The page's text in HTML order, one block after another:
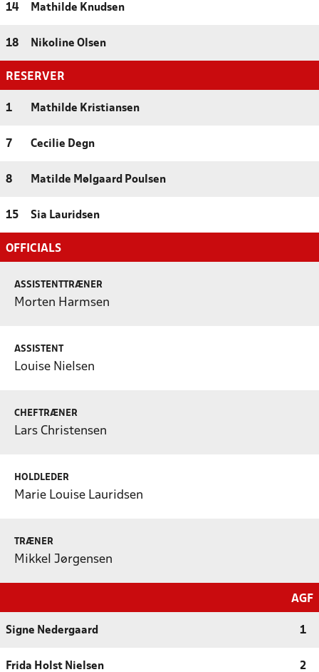
14 Mathilde Knudsen
18 Nikoline Olsen
RESERVER
1 Mathilde Kristiansen
7 Cecilie Degn
8 Matilde Mølgaard Poulsen
15 Sia Lauridsen
OFFICIALS
ASSISTENTTRÆNER
Morten Harmsen
ASSISTENT
Louise Nielsen
CHEFTRÆNER
Lars Christensen
HOLDLEDER
Marie Louise Lauridsen
TRÆNER
Mikkel Jørgensen
AGF
Signe Nedergaard 1
Frida Holst Nielsen 2